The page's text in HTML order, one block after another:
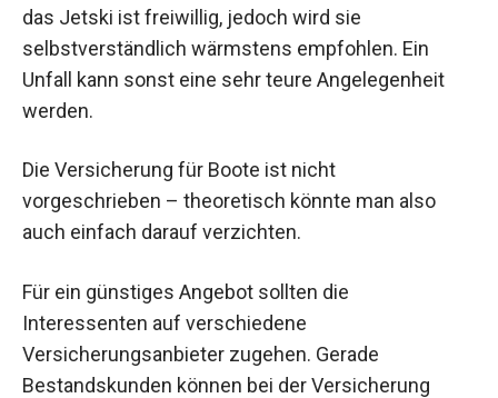
das Jetski ist freiwillig, jedoch wird sie
selbstverständlich wärmstens empfohlen. Ein
Unfall kann sonst eine sehr teure Angelegenheit
werden.
Die Versicherung für Boote ist nicht
vorgeschrieben – theoretisch könnte man also
auch einfach darauf verzichten.
Für ein günstiges Angebot sollten die
Interessenten auf verschiedene
Versicherungsanbieter zugehen. Gerade
Bestandskunden können bei der Versicherung